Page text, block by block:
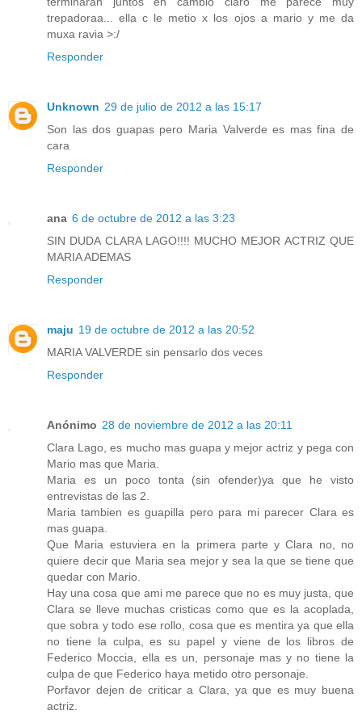
trepadoraa... ella c le metio x los ojos a mario y me da
muxa ravia >:/
Responder
Unknown 29 de julio de 2012 a las 15:17
Son las dos guapas pero Maria Valverde es mas fina de
cara
Responder
ana 6 de octubre de 2012 a las 3:23
SIN DUDA CLARA LAGO!!!! MUCHO MEJOR ACTRIZ QUE
MARIA ADEMAS
Responder
maju 19 de octubre de 2012 a las 20:52
MARIA VALVERDE sin pensarlo dos veces
Responder
Anónimo 28 de noviembre de 2012 a las 20:11
Clara Lago, es mucho mas guapa y mejor actriz y pega con
Mario mas que Maria.
Maria es un poco tonta (sin ofender)ya que he visto
entrevistas de las 2.
Maria tambien es guapilla pero para mi parecer Clara es
mas guapa.
Que Maria estuviera en la primera parte y Clara no, no
quiere decir que Maria sea mejor y sea la que se tiene que
quedar con Mario.
Hay una cosa que ami me parece que no es muy justa, que
Clara se lleve muchas cristicas como que es la acoplada,
que sobra y todo ese rollo, cosa que es mentira ya que ella
no tiene la culpa, es su papel y viene de los libros de
Federico Moccia, ella es un, personaje mas y no tiene la
culpa de que Federico haya metido otro personaje.
Porfavor dejen de criticar a Clara, ya que es muy buena
actriz.